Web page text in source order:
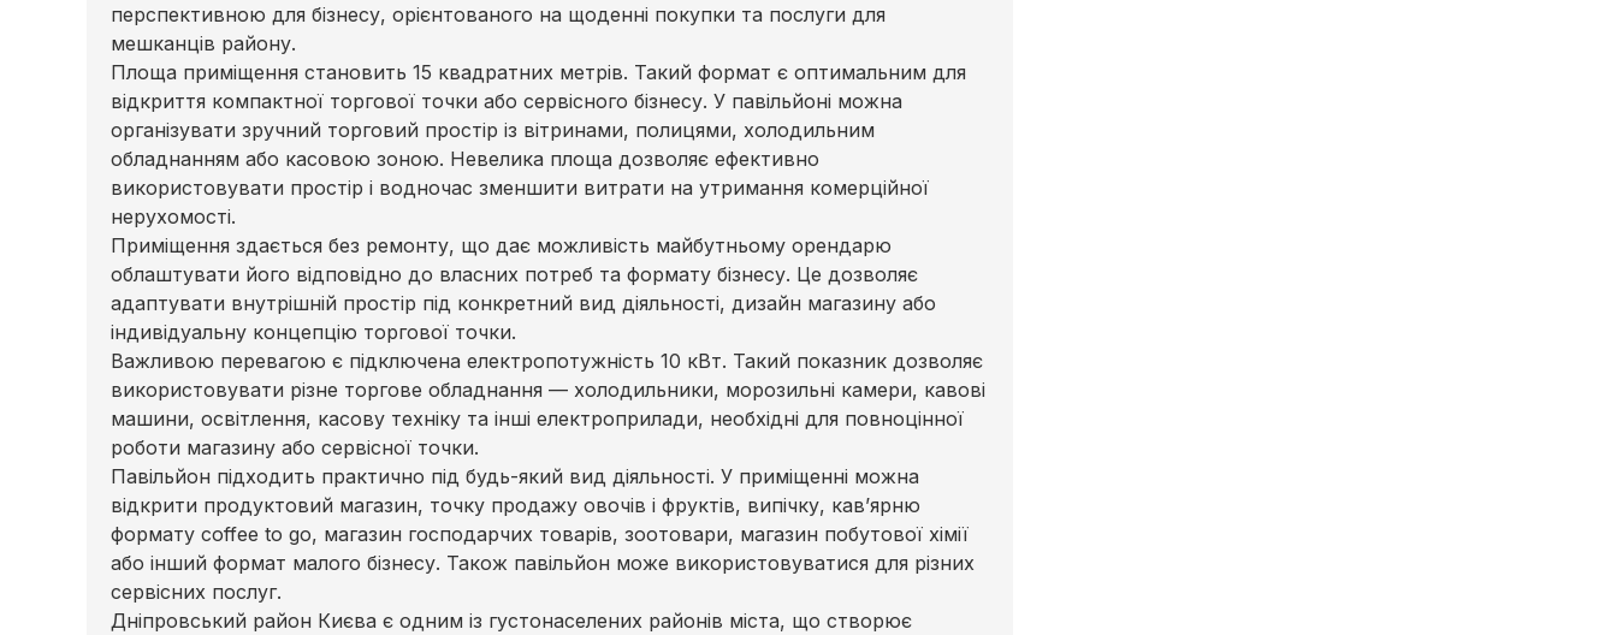
перспективною для бізнесу, орієнтованого на щоденні покупки та послуги для
мешканців району.
Площа приміщення становить 15 квадратних метрів. Такий формат є оптимальним для
відкриття компактної торгової точки або сервісного бізнесу. У павільйоні можна
організувати зручний торговий простір із вітринами, полицями, холодильним
обладнанням або касовою зоною. Невелика площа дозволяє ефективно
використовувати простір і водночас зменшити витрати на утримання комерційної
нерухомості.
Приміщення здається без ремонту, що дає можливість майбутньому орендарю
облаштувати його відповідно до власних потреб та формату бізнесу. Це дозволяє
адаптувати внутрішній простір під конкретний вид діяльності, дизайн магазину або
індивідуальну концепцію торгової точки.
Важливою перевагою є підключена електропотужність 10 кВт. Такий показник дозволяє
використовувати різне торгове обладнання — холодильники, морозильні камери, кавові
машини, освітлення, касову техніку та інші електроприлади, необхідні для повноцінної
роботи магазину або сервісної точки.
Павільйон підходить практично під будь-який вид діяльності. У приміщенні можна
відкрити продуктовий магазин, точку продажу овочів і фруктів, випічку, кав’ярню
формату coffee to go, магазин господарчих товарів, зоотовари, магазин побутової хімії
або інший формат малого бізнесу. Також павільйон може використовуватися для різних
сервісних послуг.
Дніпровський район Києва є одним із густонаселених районів міста, що створює